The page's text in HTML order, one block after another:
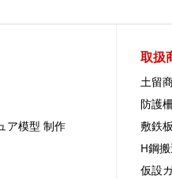
ア模型 制作
取扱
土留
防護
敷鉄
H鋼
仮設